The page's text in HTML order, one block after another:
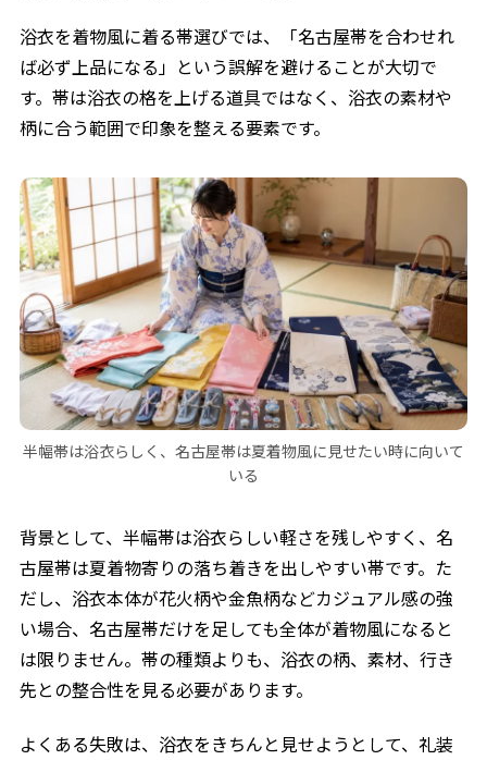
浴衣を着物風に着る帯選びでは、「名古屋帯を合わせれ
ば必ず上品になる」という誤解を避けることが大切で
す。帯は浴衣の格を上げる道具ではなく、浴衣の素材や
柄に合う範囲で印象を整える要素です。
半幅帯は浴衣らしく、名古屋帯は夏着物風に見せたい時に向いて
いる
背景として、半幅帯は浴衣らしい軽さを残しやすく、名
古屋帯は夏着物寄りの落ち着きを出しやすい帯です。た
だし、浴衣本体が花火柄や金魚柄などカジュアル感の強
い場合、名古屋帯だけを足しても全体が着物風になると
は限りません。帯の種類よりも、浴衣の柄、素材、行き
先との整合性を見る必要があります。
よくある失敗は、浴衣をきちんと見せようとして、礼装